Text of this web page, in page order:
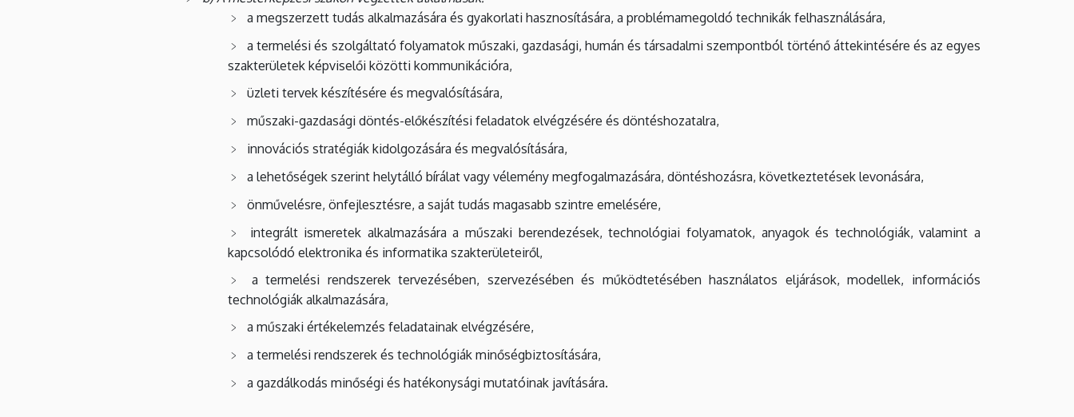
a megszerzett tudás alkalmazására és gyakorlati hasznosítására, a problémamegoldó technikák felhasználására,
a termelési és szolgáltató folyamatok műszaki, gazdasági, humán és társadalmi szempontból történő áttekintésére és az egyes
szakterületek képviselői közötti kommunikációra,
üzleti tervek készítésére és megvalósítására,
műszaki-gazdasági döntés-előkészítési feladatok elvégzésére és döntéshozatalra,
innovációs stratégiák kidolgozására és megvalósítására,
a lehetőségek szerint helytálló bírálat vagy vélemény megfogalmazására, döntéshozásra, következtetések levonására,
önművelésre, önfejlesztésre, a saját tudás magasabb szintre emelésére,
integrált ismeretek alkalmazására a műszaki berendezések, technológiai folyamatok, anyagok és technológiák, valamint a
kapcsolódó elektronika és informatika szakterületeiről,
a termelési rendszerek tervezésében, szervezésében és működtetésében használatos eljárások, modellek, információs
technológiák alkalmazására,
a műszaki értékelemzés feladatainak elvégzésére,
a termelési rendszerek és technológiák minőségbiztosítására,
a gazdálkodás minőségi és hatékonysági mutatóinak javítására.